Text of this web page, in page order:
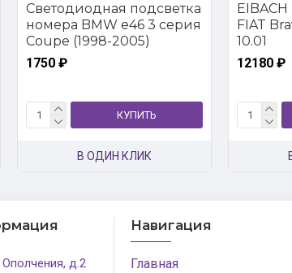
Светодиодная подсветка
номера BMW e46 3 серия
Coupe (1998-2005)
1750 ₽
КУПИТЬ
В ОДИН КЛИК
FIAT
10.01
12180 ₽
д.2
Навигация
Главная